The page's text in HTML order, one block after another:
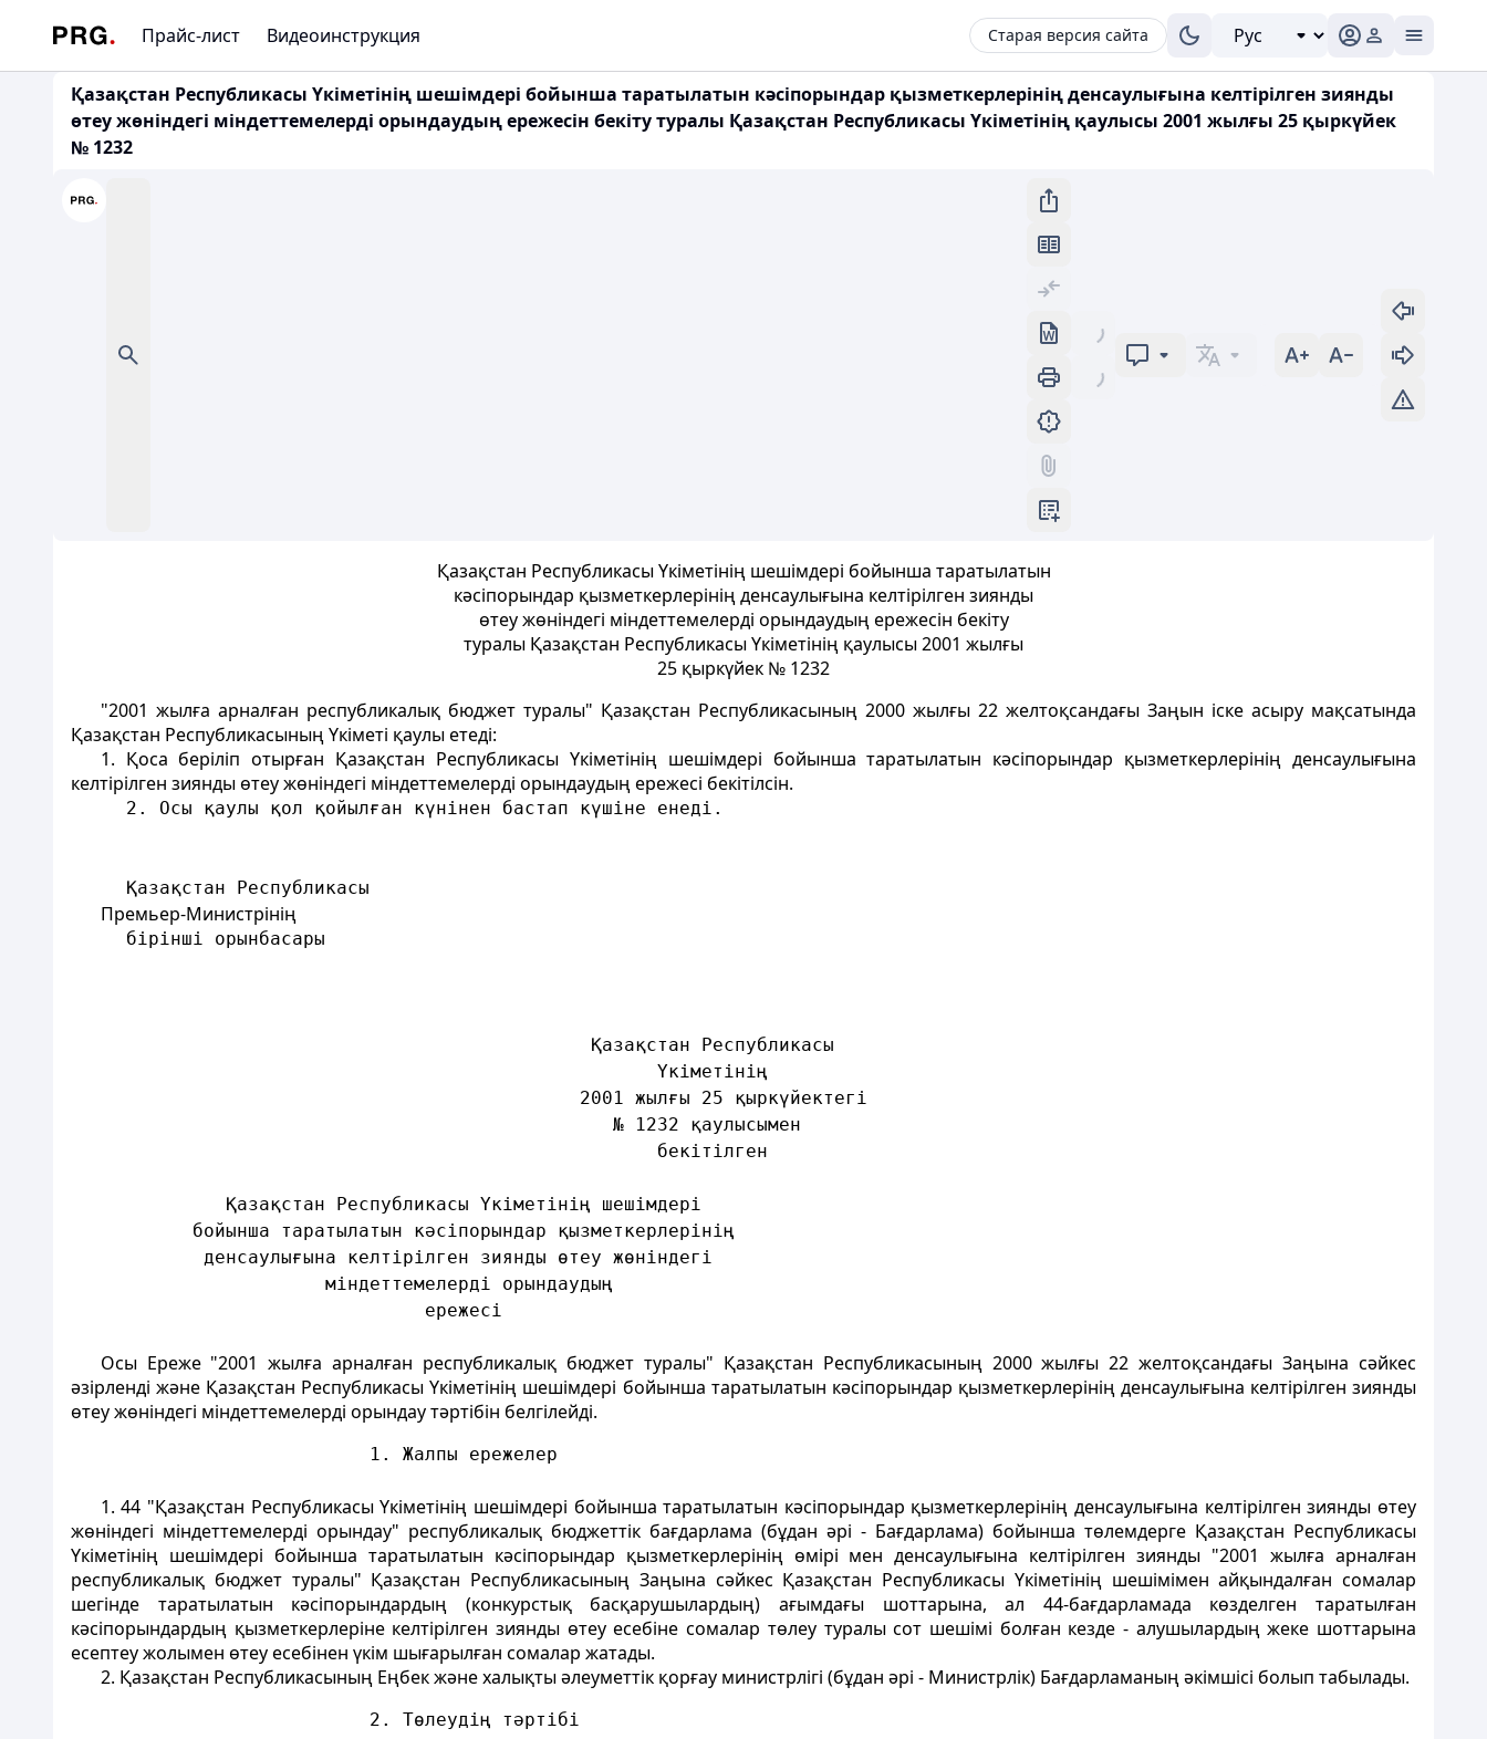
Прайс-лист Видеоинструкция Старая версия сайта
Қазақстан Республикасы Үкіметінің шешімдері бойынша таратылатын кәсіпорындар қызметкерлерінің денсаулығына келтірілген зиянды
өтеу жөніндегі міндеттемелерді орындаудың ережесін бекіту туралы Қазақстан Республикасы Үкіметінің қаулысы 2001 жылғы 25 қыркүйек
№ 1232
Қазақстан Республикасы Үкіметінің шешімдері бойынша таратылатын
кәсіпорындар қызметкерлерінің денсаулығына келтірілген зиянды
өтеу жөніндегі міндеттемелерді орындаудың ережесін бекіту
туралы Қазақстан Республикасы Үкіметінің қаулысы 2001 жылғы
25 қыркүйек № 1232
"2001 жылға арналған республикалық бюджет туралы" Қазақстан Республикасының 2000 жылғы 22 желтоқсандағы Заңын іске асыру мақсатында
Қазақстан Республикасының Үкіметі қаулы етеді:
1. Қоса беріліп отырған Қазақстан Республикасы Үкіметінің шешімдері бойынша таратылатын кәсіпорындар қызметкерлерінің денсаулығына
келтірілген зиянды өтеу жөніндегі міндеттемелерді орындаудың ережесі бекітілсін.
2. Осы қаулы қол қойылған күнінен бастап күшіне енеді.
Қазақстан Республикасы
Премьер-Министрінің
бірінші орынбасары
Қазақстан Республикасы
Үкіметінің
2001 жылғы 25 қыркүйектегі
№ 1232 қаулысымен
бекітілген
Қазақстан Республикасы Үкіметінің шешімдері
бойынша таратылатын кәсіпорындар қызметкерлерінің
денсаулығына келтірілген зиянды өтеу жөніндегі
міндеттемелерді орындаудың
ережесі
Осы Ереже "2001 жылға арналған республикалық бюджет туралы" Қазақстан Республикасының 2000 жылғы 22 желтоқсандағы Заңына сәйкес
әзірленді және Қазақстан Республикасы Үкіметінің шешімдері бойынша таратылатын кәсіпорындар қызметкерлерінің денсаулығына келтірілген зиянды
өтеу жөніндегі міндеттемелерді орындау тәртібін белгілейді.
1. Жалпы ережелер
1. 44 "Қазақстан Республикасы Үкіметінің шешімдері бойынша таратылатын кәсіпорындар қызметкерлерінің денсаулығына келтірілген зиянды өтеу
жөніндегі міндеттемелерді орындау" республикалық бюджеттік бағдарлама (бұдан әрі - Бағдарлама) бойынша төлемдерге Қазақстан Республикасы
Үкіметінің шешімдері бойынша таратылатын кәсіпорындар қызметкерлерінің өмірі мен денсаулығына келтірілген зиянды "2001 жылға арналған
республикалық бюджет туралы" Қазақстан Республикасының Заңына сәйкес Қазақстан Республикасы Үкіметінің шешімімен айқындалған сомалар
шегінде таратылатын кәсіпорындардың (конкурстық басқарушылардың) ағымдағы шоттарына, ал 44-бағдарламада көзделген таратылған
кәсіпорындардың қызметкерлеріне келтірілген зиянды өтеу есебіне сомалар төлеу туралы сот шешімі болған кезде - алушылардың жеке шоттарына
есептеу жолымен өтеу есебінен үкім шығарылған сомалар жатады.
2. Қазақстан Республикасының Еңбек және халықты әлеуметтік қорғау министрлігі (бұдан әрі - Министрлік) Бағдарламаның әкімшісі болып табылады.
2. Төлеудің тәртібі